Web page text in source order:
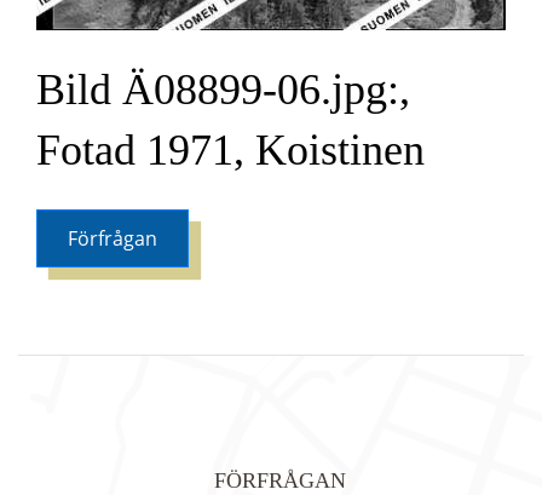
Bild Ä08899-06.jpg:,
Fotad 1971, Koistinen
Förfrågan
FÖRFRÅGAN